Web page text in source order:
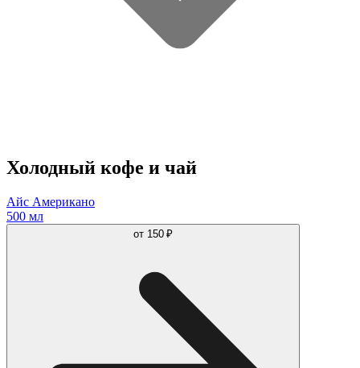
Холодный кофе и чай
Айс Американо
500 мл
от 150 ₽